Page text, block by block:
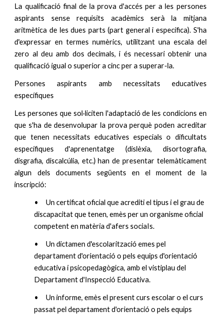
La qualificació final de la prova d'accés per a les persones
aspirants sense requisits acadèmics serà la mitjana
aritmètica de les dues parts (part general i específica). S'ha
d'expressar en termes numèrics, utilitzant una escala del
zero al deu amb dos decimals, i és necessari obtenir una
qualificació igual o superior a cinc per a superar-la.
Persones aspirants amb necessitats educatives
específiques
Les persones que sol·liciten l'adaptació de les condicions en
que s'ha de desenvolupar la prova perquè poden acreditar
que tenen necessitats educatives especials o dificultats
específiques d'aprenentatge (dislèxia, disortografia,
disgrafia, discalcúlia, etc.) han de presentar telemàticament
algun dels documents següents en el moment de la
inscripció:
•
Un certificat oficial que acrediti el tipus i el grau de
discapacitat que tenen, emès per un organisme oficial
competent en matèria d'afers sociaIs.
•
Un dictamen d'escolarització emes pel
departament d'orientació o pels equips d'orientació
educativa i psicopedagògica, amb el vistiplau del
Departament d'Inspecció Educativa.
•
Un informe, emès el present curs escolar o el curs
passat pel departament d'orientació o pels equips